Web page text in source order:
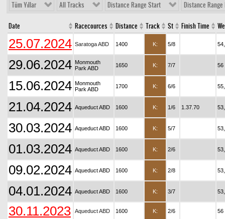
Tüm Yıllar All Tracks Distance Range Start Distance Range
Date Racecources Distance Track St Finish Time
25.07.2024 Saratoga ABD 1400 K: 5/8
29.06.2024 Monmouth
Park ABD
1650 K: 7/7 56
15.06.2024 Monmouth
Park ABD
1700 K: 6/6
21.04.2024 Aqueduct ABD 1600 K: 1/6 1.37.70
30.03.2024 Aqueduct ABD 1600 K: 5/7
01.03.2024 Aqueduct ABD 1600 K: 2/6
09.02.2024 Aqueduct ABD 1600 K: 2/8
04.01.2024 Aqueduct ABD 1600 K: 3/7
30.11.2023 Aqueduct ABD 1600 K: 2/6 56